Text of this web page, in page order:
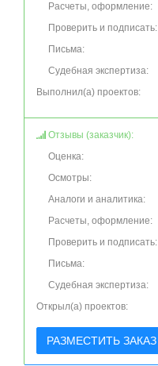
Расчеты, оформление:
Проверить и подписать:
Письма:
Судебная экспертиза:
Выполнил(а) проектов:
Отзывы (заказчик):
Оценка:
Осмотры:
Аналоги и аналитика:
Расчеты, оформление:
Проверить и подписать:
Письма:
Судебная экспертиза:
Открыл(а) проектов:
РАЗМЕСТИТЬ ЗАКАЗ